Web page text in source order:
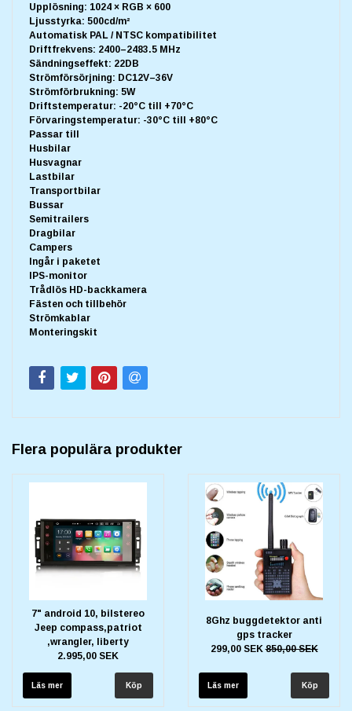
Upplösning: 1024 × RGB × 600
Ljusstyrka: 500cd/m²
Automatisk PAL / NTSC kompatibilitet
Driftfrekvens: 2400–2483.5 MHz
Sändningseffekt: 22DB
Strömförsörjning: DC12V–36V
Strömförbrukning: 5W
Driftstemperatur: -20°C till +70°C
Förvaringstemperatur: -30°C till +80°C
Passar till
Husbilar
Husvagnar
Lastbilar
Transportbilar
Bussar
Semitrailers
Dragbilar
Campers
Ingår i paketet
IPS-monitor
Trådlös HD-backkamera
Fästen och tillbehör
Strömkablar
Monteringskit
Flera populära produkter
7" android 10, bilstereo
Jeep compass,patriot
,wrangler, liberty
2.995,00 SEK
Läs mer
8Ghz buggdetektor anti
gps tracker
299,00 SEK850,00 SEK
Läs mer